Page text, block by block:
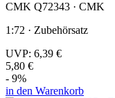
CMK Q72343 · CMK
1:72 · Zubehörsatz
UVP: 6,39 €
5,80 €
- 9%
in den Warenkorb